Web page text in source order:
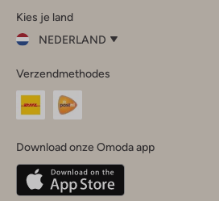
InstagramFacebook
Kies je land
NEDERLAND
je
land
Nederland
Belgique(Français)
Deutschland
Verzendmethodes
Download onze Omoda app